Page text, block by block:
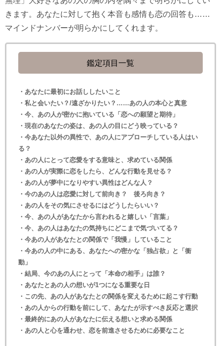
きます。あなたに対して抱く本音も感情も恋の回答も……
マインドナンバーが明らかにしてくれます。
鑑定項目一覧
・あなたに最初にお話ししたいこと
・私と会いたい？/遠ざかりたい？……あの人の本心と真意
・今、あの人が密かに抱いている「恋への願望と期待」
・現在のあなたの姿は、あの人の目にどう映っている？
・今あなた以外の異性で、あの人にアプローチしている人はい
る？
・あの人にとって恋愛をする意味と、求めている関係
・あの人が実際に恋をしたら、どんな行動を見せる？
・あの人が夢中になりやすい異性はどんな人？
・今のあの人は恋愛に対して前向き？ 後ろ向き？
・あの人をその気にさせるにはどうしたらいい？
・今、あの人があなたから言われると嬉しい「言葉」
・今、あの人はあなたの気持ちにどこまで気づいてる？
・今あの人があなたとの関係で「我慢」していること
・今あの人の中にある、あなたへの密かな「独占欲」と「衝
動」
・結局、今のあの人にとって「本命の相手」は誰？
・あなたとあの人の想いが1つになる重要な日
・この先、あの人があなたとの関係を変えるために起こす行動
・あの人からの行動を前にして、あなたが示すべき反応と選択
・最終的にあの人があなたに伝える想いと求める関係
・あの人と心を通わせ、恋を前進させるために必要なこと